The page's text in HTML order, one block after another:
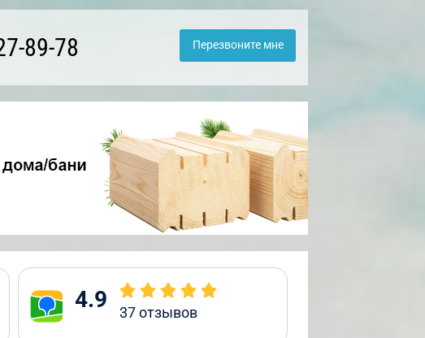
89-78 Перезвоните мне
4.9 37отзывов